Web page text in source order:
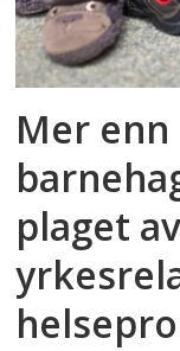
Mer enn
plaget